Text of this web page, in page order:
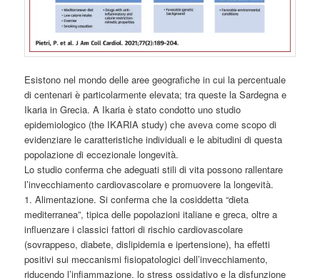
Esistono nel mondo delle aree geografiche in cui la percentuale
di centenari è particolarmente elevata; tra queste la Sardegna e
Ikaria in Grecia. A Ikaria è stato condotto uno studio
epidemiologico (the IKARIA study) che aveva come scopo di
evidenziare le caratteristiche individuali e le abitudini di questa
popolazione di eccezionale longevità.
Lo studio conferma che adeguati stili di vita possono rallentare
l’invecchiamento cardiovascolare e promuovere la longevità.
1. Alimentazione. Si conferma che la cosiddetta “dieta
mediterranea”, tipica delle popolazioni italiane e greca, oltre a
influenzare i classici fattori di rischio cardiovascolare
(sovrappeso, diabete, dislipidemia e ipertensione), ha effetti
positivi sui meccanismi fisiopatologici dell’invecchiamento,
riducendo l’infiammazione, lo stress ossidativo e la disfunzione